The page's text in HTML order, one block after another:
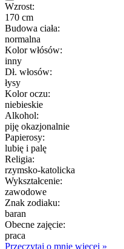
Wzrost:
170 cm
Budowa ciała:
normalna
Kolor włósów:
inny
Dł. włosów:
łysy
Kolor oczu:
niebieskie
Alkohol:
piję okazjonalnie
Papierosy:
lubię i palę
Religia:
rzymsko-katolicka
Wykształcenie:
zawodowe
Znak zodiaku:
baran
Obecne zajęcie:
praca
Przeczytaj o mnie więcej »